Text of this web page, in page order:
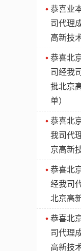
恭喜业
司代理
高新技
恭喜北
司经我
批北京
单）
恭喜北
我司代
京高新
恭喜北
经我司
北京高
恭喜北
司代理
高新技